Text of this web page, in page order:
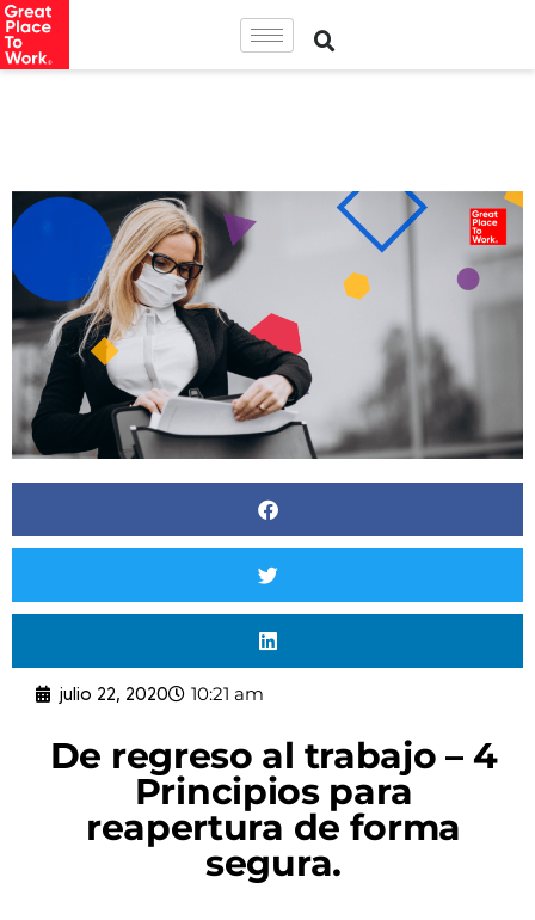
julio 22, 2020 10:21 am
De regreso al trabajo – 4
Principios para
reapertura de forma
segura.